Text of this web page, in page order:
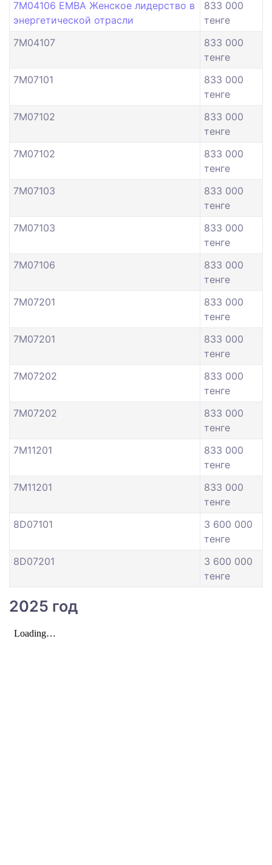
7M04106 EMBA Женское лидерство в
энергетической отрасли
833 000
тенге
7M04107
833 000
тенге
7M07101
833 000
тенге
7M07102
833 000
тенге
7M07102
833 000
тенге
7M07103
833 000
тенге
7M07103
833 000
тенге
7M07106
833 000
тенге
7M07201
833 000
тенге
7M07201
833 000
тенге
7M07202
833 000
тенге
7M07202
833 000
тенге
7M11201
833 000
тенге
7M11201
833 000
тенге
8D07101
3 600 000
тенге
8D07201
3 600 000
тенге
2025 год